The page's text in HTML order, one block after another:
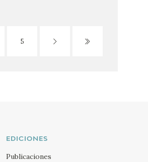
5
EDICIONES
Publicaciones